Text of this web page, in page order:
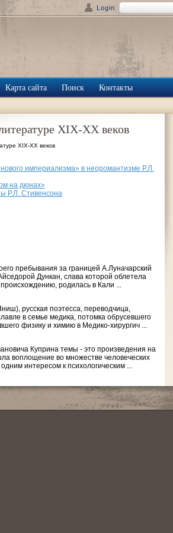
Login
Карта сайта Поиск Контакты
ХІХ-ХХ веков
ХІХ-ХХ веков
империализма» в неоромантизме Р.Л.
на дюнах»
Р.Л. Стивенсона
пребывания за границей А.Луначарский
Дункан, слава которой облетела
родилась в Кали ...
русская поэтесса, переводчица,
в семье медика, потомка обрусевшего
физику и химию в Медико-хирургич ...
Куприна темы - это произведения на
воплощение во множестве человеческих
интересом к психологическим ...